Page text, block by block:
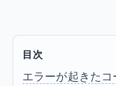
目次
エラーが起きたコ